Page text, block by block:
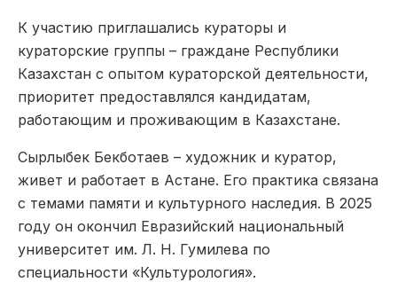
К участию приглашались кураторы и
кураторские группы – граждане Республики
Казахстан с опытом кураторской деятельности,
приоритет предоставлялся кандидатам,
работающим и проживающим в Казахстане.
Сырлыбек Бекботаев – художник и куратор,
живет и работает в Астане. Его практика связана
с темами памяти и культурного наследия. В 2025
году он окончил Евразийский национальный
университет им. Л. Н. Гумилева по
специальности «Культурология».